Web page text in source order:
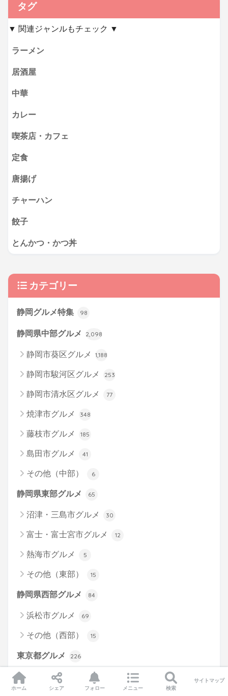
タグ
▼ 関連ジャンルもチェック ▼
ラーメン
居酒屋
中華
カレー
喫茶店・カフェ
定食
唐揚げ
チャーハン
餃子
とんかつ・かつ丼
カテゴリー
静岡グルメ特集 98
静岡県中部グルメ 2,098
静岡市葵区グルメ 1,188
静岡市駿河区グルメ 253
静岡市清水区グルメ 77
焼津市グルメ 348
藤枝市グルメ 185
島田市グルメ 41
その他（中部） 6
静岡県東部グルメ 65
沼津・三島市グルメ 30
富士・富士宮市グルメ 12
熱海市グルメ 5
その他（東部） 15
静岡県西部グルメ 84
浜松市グルメ 69
その他（西部） 15
東京都グルメ 226
台東区グルメ
ホーム シェア フォロー メニュー 検索
サイトマップ